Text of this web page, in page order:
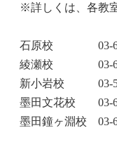
※詳しくは、各教
石原校 03-
綾瀬校 03-
新小岩校 03-
墨田文花校 03-
墨田鐘ヶ淵校 03-